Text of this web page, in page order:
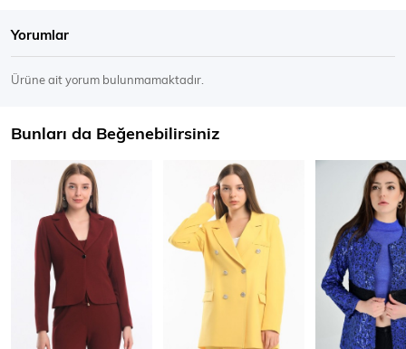
Yorumlar
Ürüne ait yorum bulunmamaktadır.
Bunları da Beğenebilirsiniz